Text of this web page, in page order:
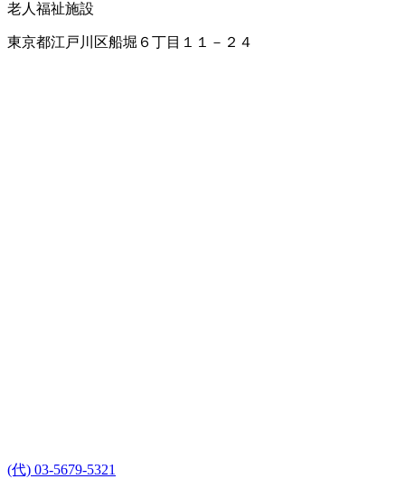
老人福祉施設
東京都江戸川区船堀６丁目１１－２４
(代) 03-5679-5321